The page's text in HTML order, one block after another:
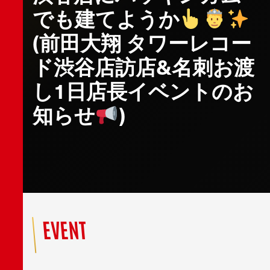
でも建てようか
(前田大翔 タワーレコー
ド渋谷店訪店&名刺お渡
し1日店長イベントのお
知らせ )
EVENT